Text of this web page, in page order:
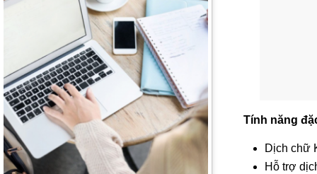
Tính năng
Dịch chữ
Hỗ trợ